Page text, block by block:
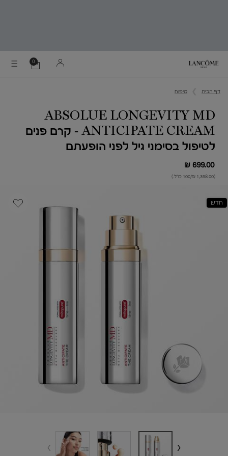
הסל
0
דף הבית
טיפוח
ABSOLUE LONGEVITY MD
ANTICIPATE CREAM - קרם פנים
לטיפול בסימני גיל לפני הופעתם
699.00 ₪
(1,398.00 ₪/100 מ"ל.)
חדש